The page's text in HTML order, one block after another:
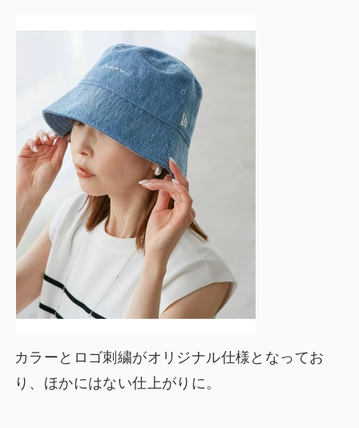
カラーとロゴ刺繍がオリジナル仕様となってお
り、ほかにはない仕上がりに。